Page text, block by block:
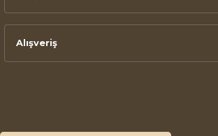
Alışveriş